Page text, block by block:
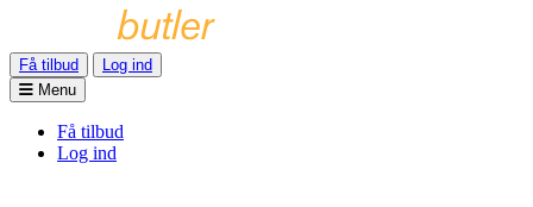
Få tilbud
Log ind
Menu
Få tilbud
Log ind